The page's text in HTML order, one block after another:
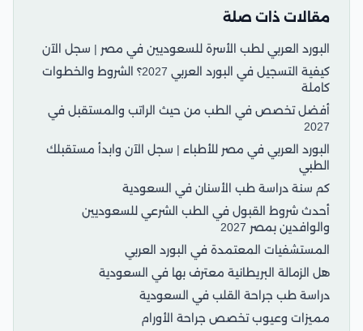
مقالات ذات صلة
البورد العربي لطب الأسرة للسعوديين في مصر | سجل الآن
كيفية التسجيل في البورد العربي 2027؟ الشروط والخطوات
كاملة
أفضل تخصص في الطب من حيث الراتب والمستقبل في
2027
البورد العربي في مصر للأطباء | سجل الآن وابدأ مستقبلك
الطبي
كم سنة دراسة طب الأسنان في السعودية
أحدث شروط القبول في الطب الشرعي للسعوديين
والوافدين بمصر 2027
المستشفيات المعتمدة في البورد العربي
هل الزمالة البريطانية معترف بها في السعودية
دراسة طب جراحة القلب في السعودية
مميزات وعيوب تخصص جراحة الأورام